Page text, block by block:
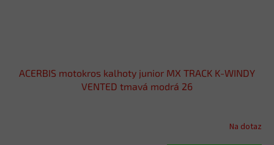
ACERBIS motokros kalhoty junior MX TRACK K-WINDY
VENTED tmavá modrá 26
Na dotaz